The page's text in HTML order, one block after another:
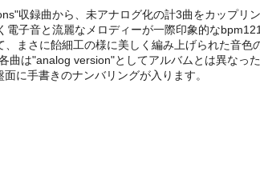
収録曲から、未アナログ化の計3曲をカップリ
子音と流麗なメロディーが一際印象的な
まさに飴細工の様に美しく編み上げられた音
は"analog version"としてアルバムとは異なっ
に手書きのナンバリングが入ります。